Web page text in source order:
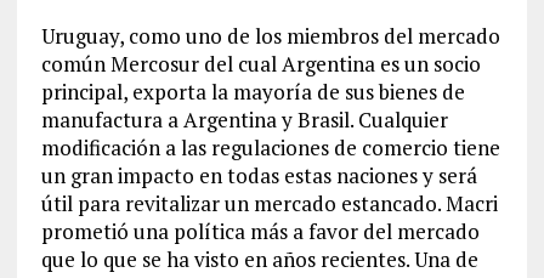
Uruguay, como uno de los miembros del mercado
común Mercosur del cual Argentina es un socio
principal, exporta la mayoría de sus bienes de
manufactura a Argentina y Brasil. Cualquier
modificación a las regulaciones de comercio tiene
un gran impacto en todas estas naciones y será
útil para revitalizar un mercado estancado. Macri
prometió una política más a favor del mercado
que lo que se ha visto en años recientes. Una de